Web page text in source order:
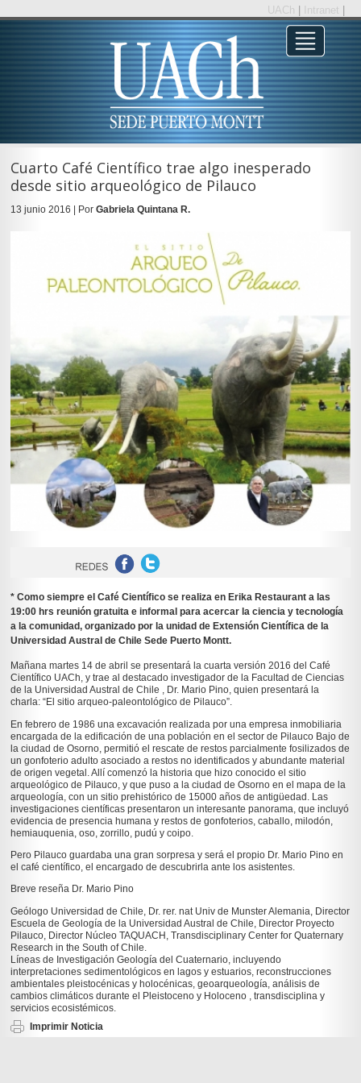
UACh Intranet
Cuarto Café Científico trae algo inesperado
desde sitio arqueológico de Pilauco
13 junio 2016 | Por Gabriela Quintana R.
* Como siempre el Café Científico se realiza en Erika Restaurant a las
19:00 hrs reunión gratuita e informal para acercar la ciencia y tecnología
a la comunidad, organizado por la unidad de Extensión Científica de la
Universidad Austral de Chile Sede Puerto Montt.
Mañana martes 14 de abril se presentará la cuarta versión 2016 del Café
Científico UACh, y trae al destacado investigador de la Facultad de Ciencias
de la Universidad Austral de Chile , Dr. Mario Pino, quien presentará la
charla: “El sitio arqueo-paleontológico de Pilauco”.
En febrero de 1986 una excavación realizada por una empresa inmobiliaria
encargada de la edificación de una población en el sector de Pilauco Bajo de
la ciudad de Osorno, permitió el rescate de restos parcialmente fosilizados de
un gonfoterio adulto asociado a restos no identificados y abundante material
de origen vegetal. Allí comenzó la historia que hizo conocido el sitio
arqueológico de Pilauco, y que puso a la ciudad de Osorno en el mapa de la
arqueología, con un sitio prehistórico de 15000 años de antigüedad. Las
investigaciones científicas presentaron un interesante panorama, que incluyó
evidencia de presencia humana y restos de gonfoterios, caballo, milodón,
hemiauquenia, oso, zorrillo, pudú y coipo.
Pero Pilauco guardaba una gran sorpresa y será el propio Dr. Mario Pino en
el café científico, el encargado de descubrirla ante los asistentes.
Breve reseña Dr. Mario Pino
Geólogo Universidad de Chile, Dr. rer. nat Univ de Munster Alemania, Director
Escuela de Geología de la Universidad Austral de Chile, Director Proyecto
Pilauco, Director Núcleo TAQUACH, Transdisciplinary Center for Quaternary
Research in the South of Chile.
Líneas de Investigación Geología del Cuaternario, incluyendo
interpretaciones sedimentológicos en lagos y estuarios, reconstrucciones
ambientales pleistocénicas y holocénicas, geoarqueología, análisis de
cambios climáticos durante el Pleistoceno y Holoceno , transdisciplina y
servicios ecosistémicos.
Imprimir Noticia